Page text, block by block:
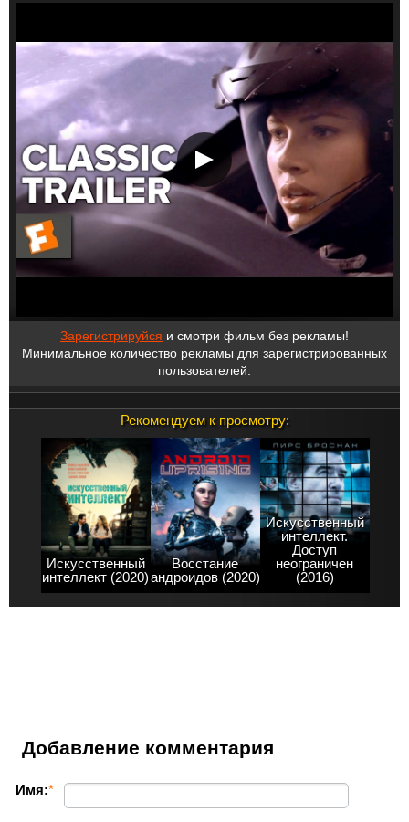
Зарегистрируйся и смотри фильм без рекламы!
Минимальное количество рекламы для зарегистрированных
пользователей.
Рекомендуем к просмотру:
Искусственный
интеллект (2020)
Восстание
андроидов (2020)
Искусственный
интеллект.
Доступ
неограничен
(2016)
Добавление комментария
Имя:*